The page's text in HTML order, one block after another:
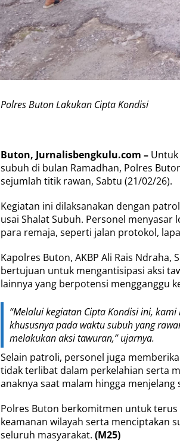
b
u
h
,
P
l
r
s
n
L
a
k
k
a
n
i
p
t
a
o
n
d
i
i
Polres Buton Lakukan Cipta Kondisi
Buton, Jurnalisbengkulu.com –
subuh di bulan Ramadhan, Polres
sejumlah titik rawan, Sabtu (21/02/26).
Kegiatan ini dilaksanakan dengan
usai Shalat Subuh. Personel
para remaja, seperti jalan protokol,
Kapolres Buton, AKBP Ali Rais Ndraha,
bertujuan untuk mengantisipasi aksi
lainnya yang berpotensi mengganggu
“Melalui kegiatan Cipta Kondisi ini,
khususnya pada waktu subuh yang
melakukan aksi tawuran,” ujarnya.
Selain patroli, personel juga
tidak terlibat dalam perkelahian serta
anaknya saat malam hingga menjelang
Polres Buton berkomitmen untuk
keamanan wilayah serta menciptakan
seluruh masyarakat. (M25)